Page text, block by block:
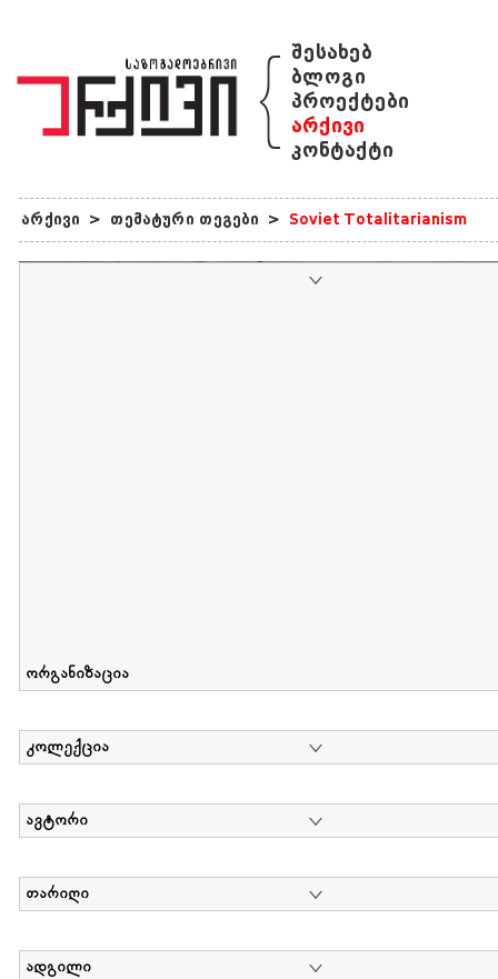
{ შესახებ
ბლოგი
პროექტები
არქივი
კონტაქტი
არქივი > თემატური თეგები > Soviet Totalitarianism
ორგანიზაცია
კოლექცია
ავტორი
თარიღი
ადგილი